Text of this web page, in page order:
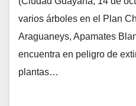
varios árboles en el Plan
Araguaneys, Apamates
encuentra en peligro de
plantas…